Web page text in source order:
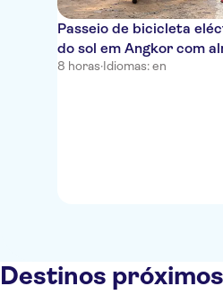
Passeio de bicicleta
do sol em Angkor com
8 horas·Idiomas: en
Destinos próximos